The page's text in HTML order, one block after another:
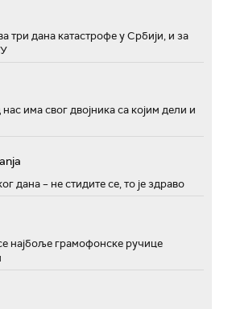
три дана катастрофе у Србији, и за
има свог двојника са којим дели и
дана – не стидите се, то је здраво
најбоље грамофонске ручице